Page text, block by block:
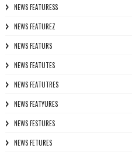
NEWS FEATURESS
NEWS FEATUREZ
NEWS FEATURS
NEWS FEATUTES
NEWS FEATUTRES
NEWS FEATYURES
NEWS FESTURES
NEWS FETURES